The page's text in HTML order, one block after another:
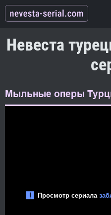
Невеста
Мыльные оперы